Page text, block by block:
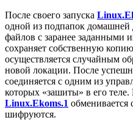
После своего запуска
одной из подпапок домашней
файлов с заранее заданными
сохраняет собственную
осуществляется случайным
новой локации. После
соединяется с одним из
которых «зашиты» в его
Linux.Ekoms.1
шифруются.